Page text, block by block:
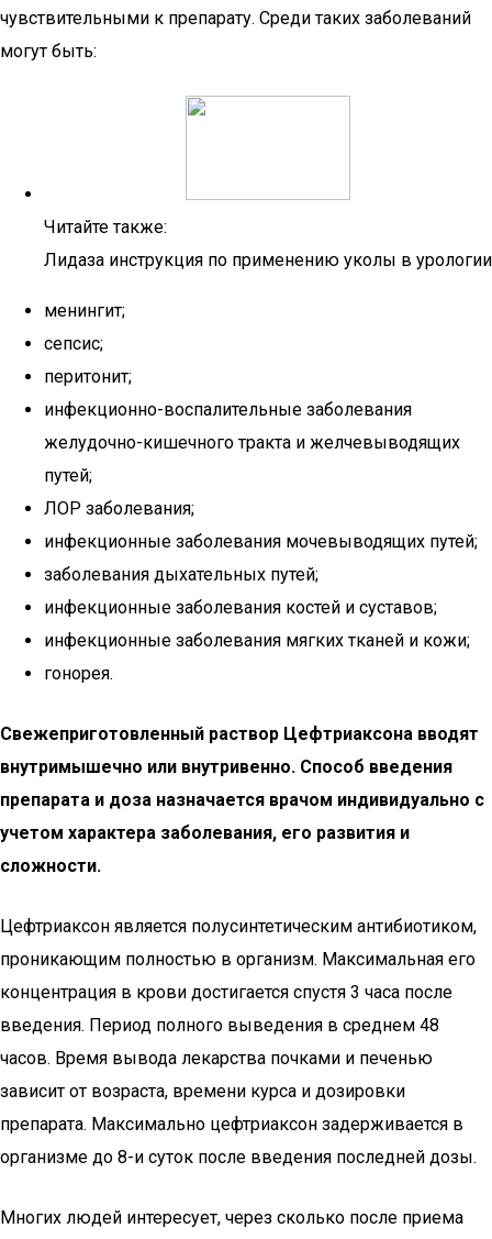
чувствительными к препарату. Среди таких заболеваний
могут быть:
Читайте также:
Лидаза инструкция по применению уколы в урологии
менингит;
сепсис;
перитонит;
инфекционно-воспалительные заболевания
желудочно-кишечного тракта и желчевыводящих
путей;
ЛОР заболевания;
инфекционные заболевания мочевыводящих путей;
заболевания дыхательных путей;
инфекционные заболевания костей и суставов;
инфекционные заболевания мягких тканей и кожи;
гонорея.
Свежеприготовленный раствор Цефтриаксона вводят
внутримышечно или внутривенно. Способ введения
препарата и доза назначается врачом индивидуально с
учетом характера заболевания, его развития и
сложности.
Цефтриаксон является полусинтетическим антибиотиком,
проникающим полностью в организм. Максимальная его
концентрация в крови достигается спустя 3 часа после
введения. Период полного выведения в среднем 48
часов. Время вывода лекарства почками и печенью
зависит от возраста, времени курса и дозировки
препарата. Максимально цефтриаксон задерживается в
организме до 8-и суток после введения последней дозы.
Многих людей интересует, через сколько после приема